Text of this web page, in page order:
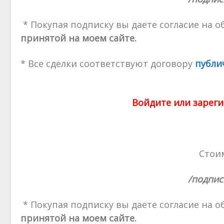
* Покупая подписку вы даете согласие на
принятой на моем сайте.
* Все сделки соответствуют договору
Войдите или
/
* Покупая подписку вы даете согласие на
принятой на моем сайте.